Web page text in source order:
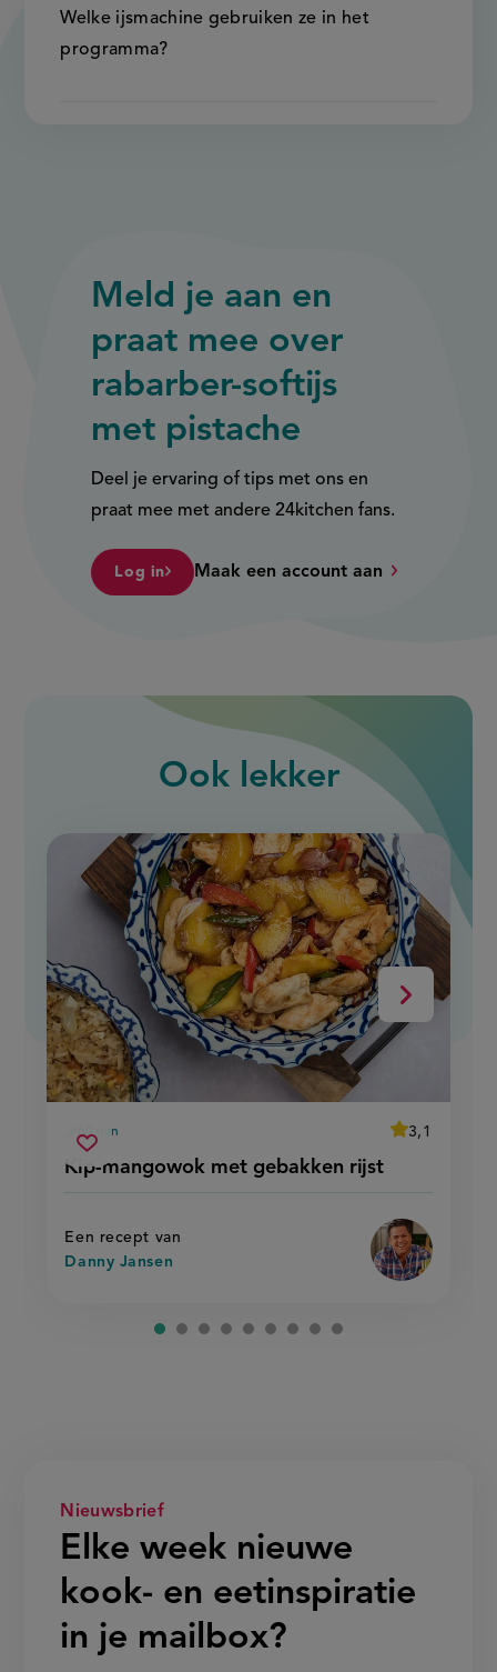
Welke ijsmachine gebruiken ze in het
programma?
Meld je aan en
praat mee over
rabarber-softijs
met pistache
Deel je ervaring of tips met ons en
praat mee met andere 24kitchen fans.
Log in Maak een account aan
Ook lekker
Volgende
Kip-mangowok met gebakken rijst
voorbereidingstijd
60 min
average
3,1
Beoordeel
met
rijst'
Een recept van
Danny Jansen
Sla
recept
kip-
mangowok
met
rijst
Nieuwsbrief
Elke week nieuwe
kook- en eetinspiratie
in je mailbox?